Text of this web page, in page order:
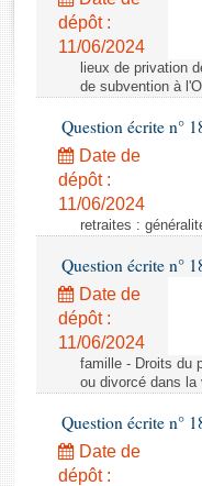
Rapports d'enquête
Rapports législatifs
Baromètre de
Dossiers législatifs
Budget et sécurité
Questions écrites et
Comptes rendus des
dépôt :
11/06/2024
lieux de privation
de subvention à
Question écrite n°
Date de
dépôt :
11/06/2024
retraites :
Question écrite n°
Date de
dépôt :
11/06/2024
famille - Droits du
ou divorcé dans la
Question écrite n°
Date de
dépôt :